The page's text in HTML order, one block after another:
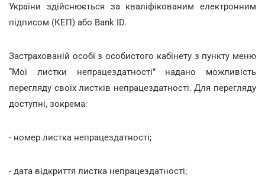
України здійснюється за кваліфікованим електронним
підписом (КЕП) або Bank ID.
Застрахованій особі з особистого кабінету з пункту меню
“Мої листки непрацездатності” надано можливість
перегляду своїх листків непрацездатності. Для перегляду
доступні, зокрема:
- номер листка непрацездатності;
- дата відкриття листка непрацездатності;